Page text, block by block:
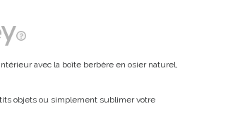
avec la boîte berbère en osier naturel,
objets ou simplement sublimer votre